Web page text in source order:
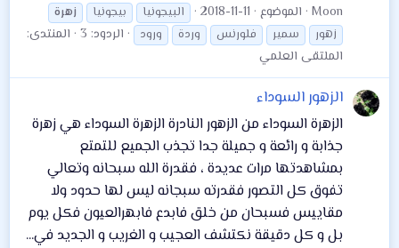
Moon الموضوع 2018-11-11 البيجونيا بيجونيا
زهرة
زهور
سمير فلورنس وردة ورود الردود: 3
المنتدى:
الملتقى العلمي
الزهور السوداء
الزهرة السوداء من الزهور النادرة الزهرة السوداء هي زهرة
جذابة و رائعة و جميلة جدا تجذب الجميع للتمتع
بمشاهدتها مرات عديدة ، فقدرة الله سبحانه وتعالي
تفوق كل التصور فقدرته سبجانه ليس لها حدود ولا
مقاييس فسبحان من خلق فابدع فابهرالعيون فكل يوم
بل و كل دقيقة نكتشف العجيب و الغريب و الجديد في...